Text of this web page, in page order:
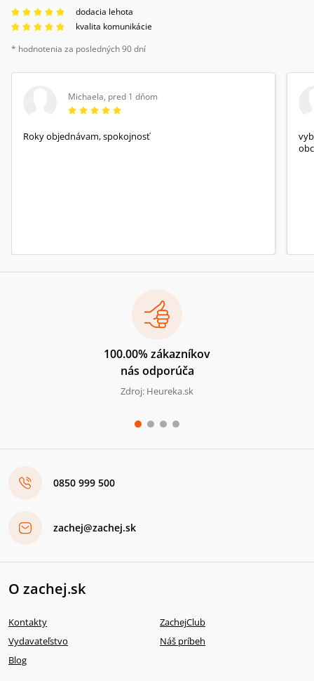
dodacia lehota
kvalita komunikácie
* hodnotenia za posledných 90 dní
Michaela, pred 1 dňom
Roky objednávam, spokojnosť
100.00% zákazníkov
nás odporúča
Zdroj: Heureka.sk
0850 999 500
zachej@zachej.sk
O zachej.sk
Kontakty
ZachejClub
Vydavateľstvo
Náš príbeh
Blog